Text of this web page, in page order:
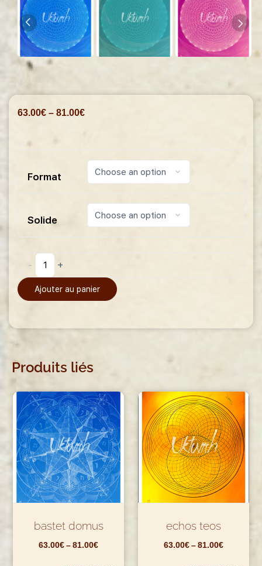
63.00€–81.00€
Format
Solide
- +
Ajouter au panier
Produits liés
bastet domus
63.00€–81.00€
echos teos
63.00€–81.00€